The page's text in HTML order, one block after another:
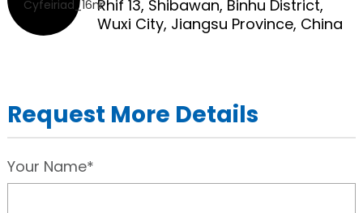
Rhif 13, Shibawan, Binhu District,
Wuxi City, Jiangsu Province, China
Request More Details
Your Name*